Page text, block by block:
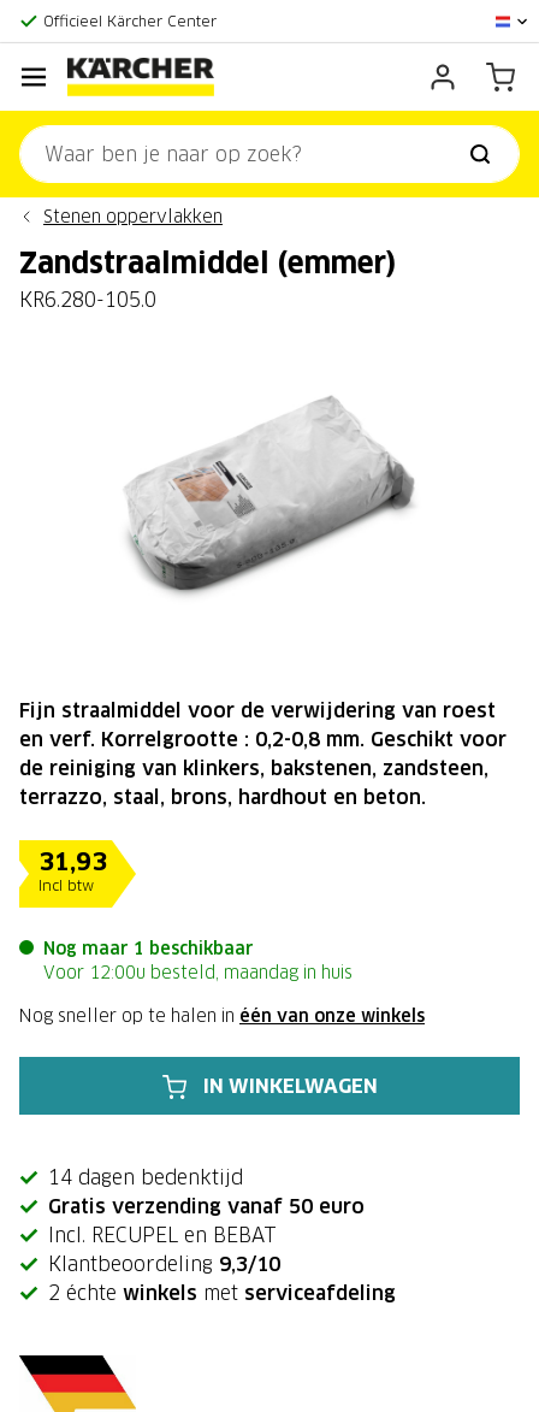
Klantenscore:9,3/10
Stenen oppervlakken
Zandstraalmiddel (emmer)
KR6.280-105.0
31,93
Incl btw
Nog maar 1 beschikbaar
Voor 12:00u besteld, maandag in huis
Nog sneller op te halen in één van onze winkels
IN WINKELWAGEN
14 dagen bedenktijd
Gratis verzending vanaf 50 euro
Incl. RECUPEL en BEBAT
Klantbeoordeling 9,3/10
2 échte winkels met serviceafdeling
Fijn straalmiddel voor de verwijdering van roest
en verf. Korrelgrootte : 0,2-0,8 mm. Geschikt voor
de reiniging van klinkers, bakstenen, zandsteen,
terrazzo, staal, brons, hardhout en beton.